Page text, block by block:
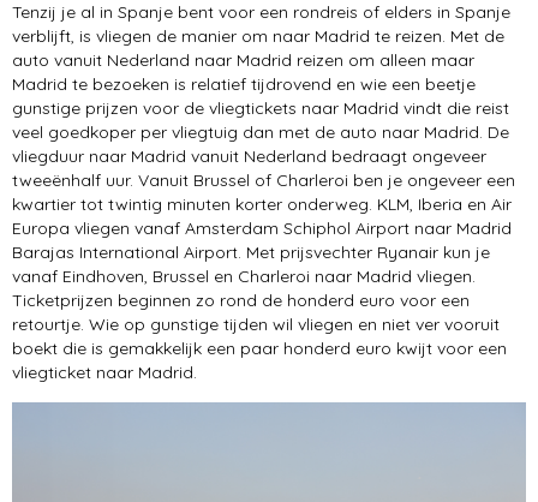
Tenzij je al in Spanje bent voor een rondreis of elders in Spanje
verblijft, is vliegen de manier om naar Madrid te reizen. Met de
auto vanuit Nederland naar Madrid reizen om alleen maar
Madrid te bezoeken is relatief tijdrovend en wie een beetje
gunstige prijzen voor de vliegtickets naar Madrid vindt die reist
veel goedkoper per vliegtuig dan met de auto naar Madrid. De
vliegduur naar Madrid vanuit Nederland bedraagt ongeveer
tweeënhalf uur. Vanuit Brussel of Charleroi ben je ongeveer een
kwartier tot twintig minuten korter onderweg. KLM, Iberia en Air
Europa vliegen vanaf Amsterdam Schiphol Airport naar Madrid
Barajas International Airport. Met prijsvechter Ryanair kun je
vanaf Eindhoven, Brussel en Charleroi naar Madrid vliegen.
Ticketprijzen beginnen zo rond de honderd euro voor een
retourtje. Wie op gunstige tijden wil vliegen en niet ver vooruit
boekt die is gemakkelijk een paar honderd euro kwijt voor een
vliegticket naar Madrid.